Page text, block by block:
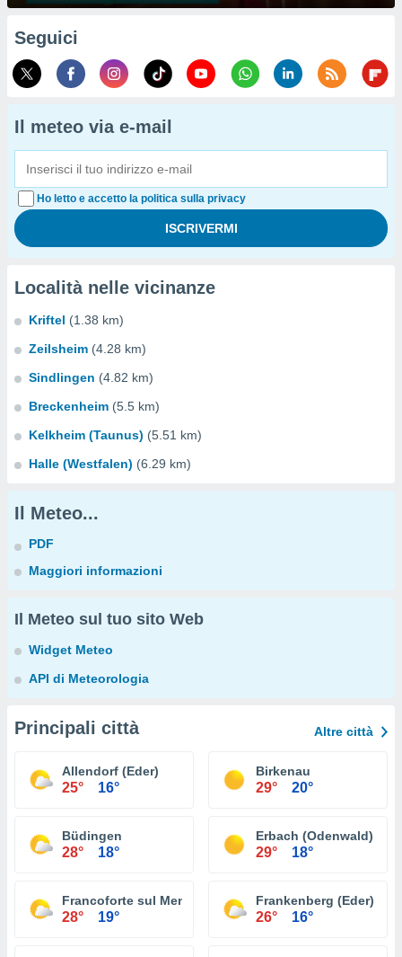
Seguici
Il meteo via e-mail
Ho letto e accetto la politica sulla privacy
Località nelle vicinanze
Kriftel (1.38 km)
Zeilsheim (4.28 km)
Sindlingen (4.82 km)
Breckenheim (5.5 km)
Kelkheim (Taunus) (5.51 km)
Halle (Westfalen) (6.29 km)
Il Meteo...
PDF
Maggiori informazioni
Il Meteo sul tuo sito Web
Widget Meteo
API di Meteorologia
Principali città Altre città
Allendorf (Eder)
25° 16°
Birkenau
29° 20°
Büdingen
28° 18°
Erbach (Odenwald)
29° 18°
Francoforte sul Meno
28° 19°
Frankenberg (Eder)
26° 16°